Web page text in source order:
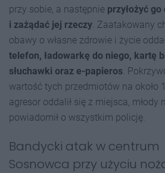
przy sobie, a następnie przyłożyć
i zażądać jej rzeczy. Zaatakowany
obawy o własne zdrowie i życie
telefon, ładowarkę do niego, kartę
słuchawki oraz e-papieros.
wartość tych przedmiotów na około
agresor oddalił się z miejsca, młody
powiadomił o wszystkim policję.
Bandycki atak w centrum
Sosnowca przy użyciu